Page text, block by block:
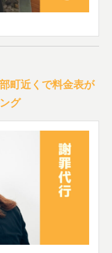
町近くで料金表が
グ